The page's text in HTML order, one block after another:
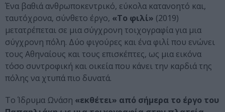
Ένα βαθιά ανθρωποκεντρικό, εύκολα κατανοητό και,
ταυτόχρονα, σύνθετο έργο, «Το φιλί» (2019)
μετατρέπεται σε μια σύγχρονη τοιχογραφία για μια
σύγχρονη πόλη. Δύο φιγούρες και ένα φιλί που ενώνει
τους Αθηναίους και τους επισκέπτες, ως μια εικόνα
τόσο συντροφική και οικεία που κάνει την καρδιά της
πόλης να χτυπά πιο δυνατά.
Το Ίδρυμα Ωνάση «εκθέτει» από σήμερα το έργο του